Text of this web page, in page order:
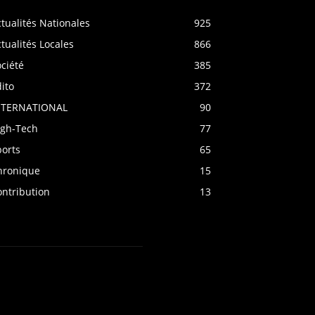
Nationales
925
Locales
866
385
372
90
Tech
77
65
15
13